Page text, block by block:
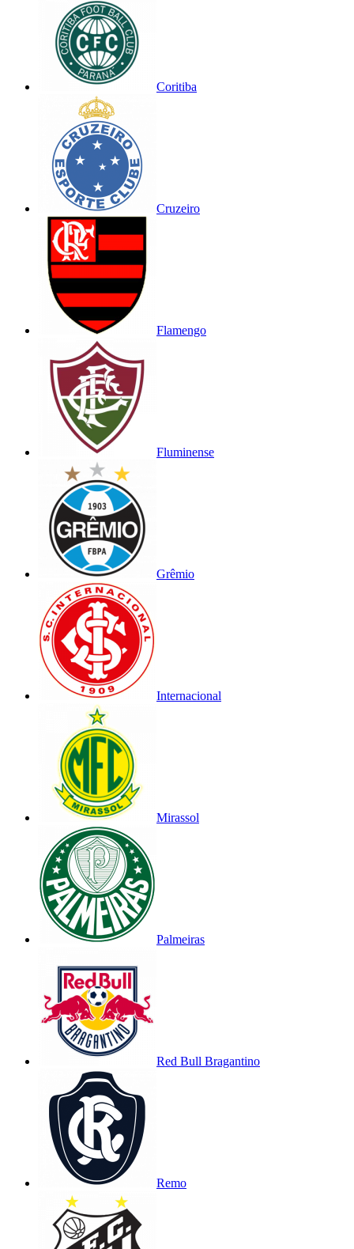
Coritiba
Cruzeiro
Flamengo
Fluminense
Grêmio
Internacional
Mirassol
Palmeiras
Red Bull Bragantino
Remo